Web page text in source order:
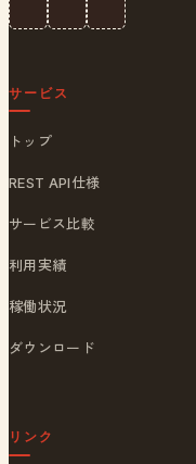
サービス
トップ
REST API仕様
サービス比較
利用実績
稼働状況
ダウンロード
リンク